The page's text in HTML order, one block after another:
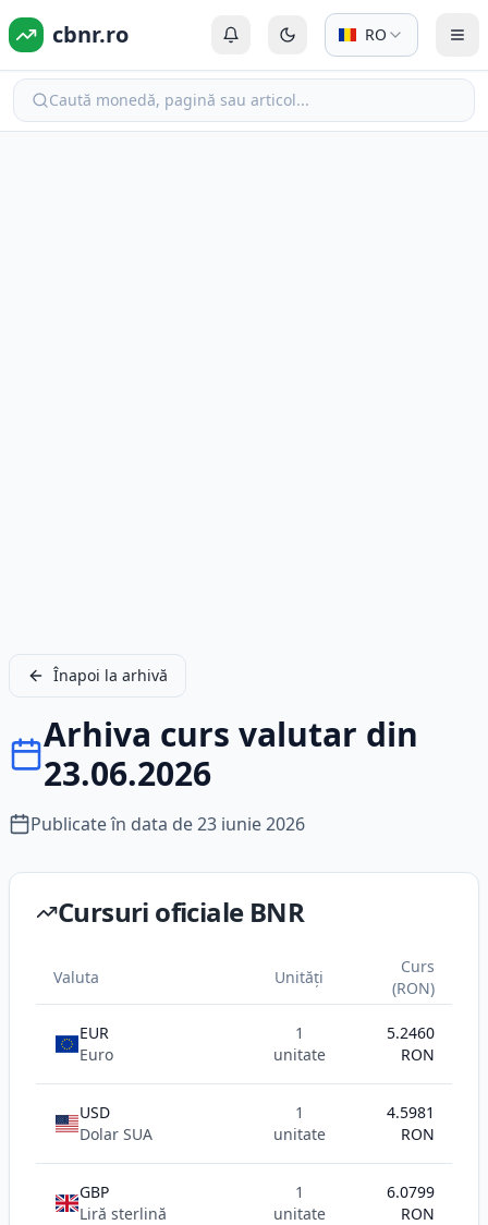
cbnr.ro Autentificare sau Înregistrare
Comută la modul întunecat
RO
Caută monedă, pagină sau articol...
Înapoi la arhivă
Arhiva curs valutar din
23.06.2026
Publicate în data de23 iunie 2026
Cursuri oficiale BNR
Valuta Unități
Curs
(RON)
EUR
Euro
1
unitate
5.2460
RON
USD
Dolar SUA
1
unitate
4.5981
RON
GBP
Liră sterlină
1
unitate
6.0799
RON